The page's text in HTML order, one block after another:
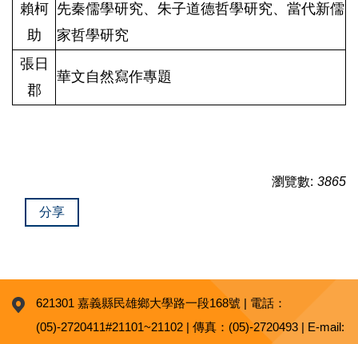
賴柯
助
先秦儒學研究、朱子道德哲學研究、 當代新儒
家哲學研究
張日
郡
華文自然寫作專題
瀏覽數: 3865
分享
621301 嘉義縣民雄鄉大學路一段168號 | 電話：
(05)-2720411#21101~21102 | 傳真：(05)-2720493 | E-mail: